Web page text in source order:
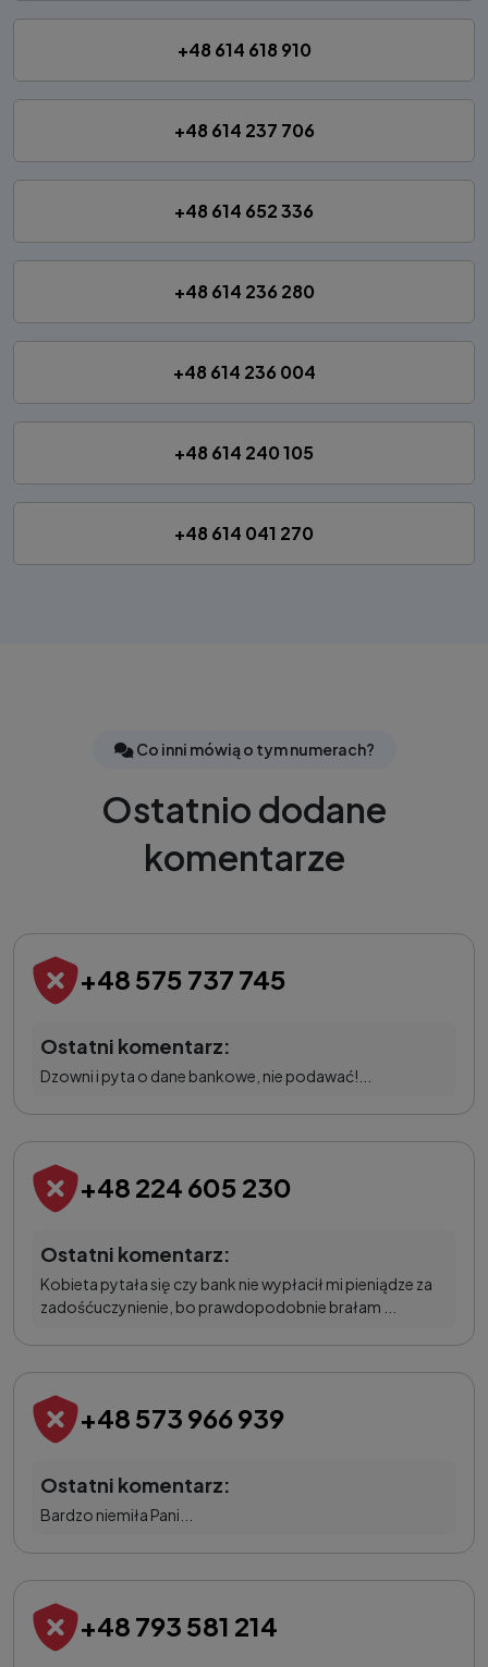
+48 614 618 910
+48 614 237 706
+48 614 652 336
+48 614 236 280
+48 614 236 004
+48 614 240 105
+48 614 041 270
Co inni mówią o tym numerach?
Ostatnio dodane
komentarze
+48 575 737 745
Ostatni komentarz:
Dzowni i pyta o dane bankowe, nie podawać!...
+48 224 605 230
Ostatni komentarz:
Kobieta pytała się czy bank nie wypłacił mi pieniądze za
zadośćuczynienie, bo prawdopodobnie brałam ...
+48 573 966 939
Ostatni komentarz:
Bardzo niemiła Pani...
+48 793 581 214